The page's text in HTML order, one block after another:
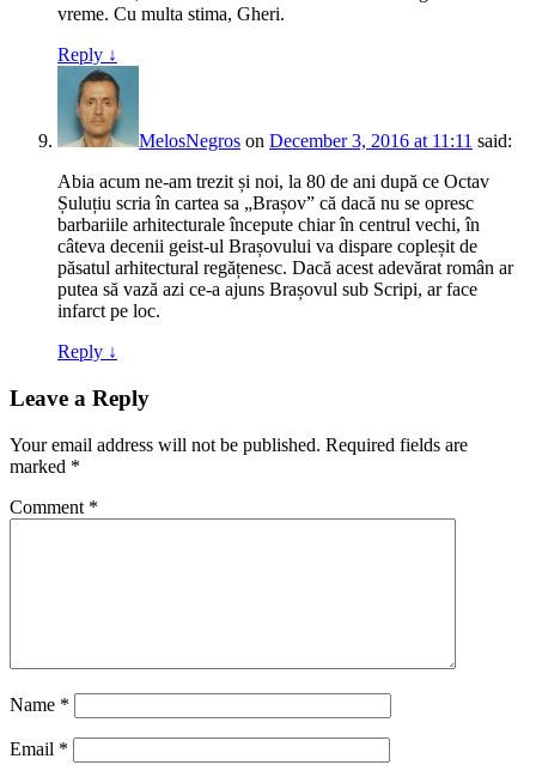
vreme. Cu multa stima, Gheri.
Reply ↓
MelosNegros on December 3, 2016 at 11:11 said:
Abia acum ne-am trezit și noi, la 80 de ani după ce Octav
Șuluțiu scria în cartea sa „Brașov” că dacă nu se opresc
barbariile arhitecturale începute chiar în centrul vechi, în
câteva decenii geist-ul Brașovului va dispare copleșit de
păsatul arhitectural regățenesc. Dacă acest adevărat român ar
putea să vază azi ce-a ajuns Brașovul sub Scripi, ar face
infarct pe loc.
Reply ↓
Leave a Reply
Your email address will not be published. Required fields are
marked *
Comment *
Name *
Email *